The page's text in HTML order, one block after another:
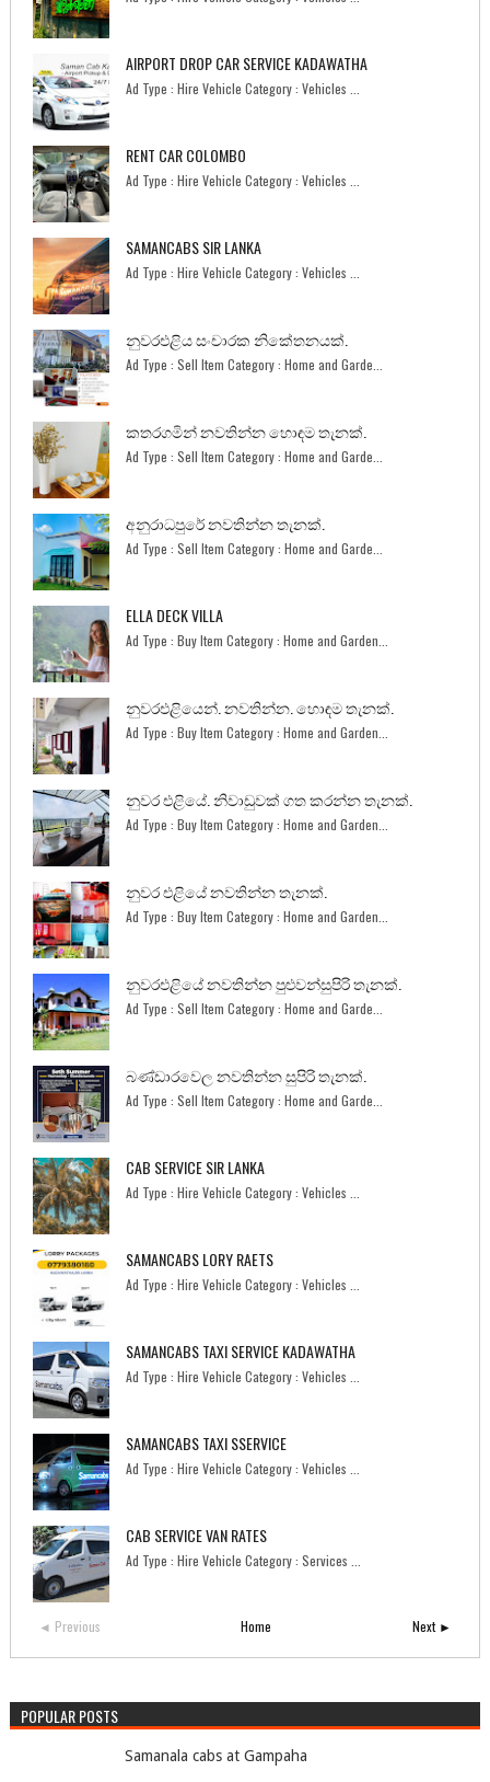
AIRPORT DROP CAR SERVICE KADAWATHA
Ad Type : Hire Vehicle Category : Vehicles ...
RENT CAR COLOMBO
Ad Type : Hire Vehicle Category : Vehicles ...
SAMANCABS SIR LANKA
Ad Type : Hire Vehicle Category : Vehicles ...
නුවරඑළිය සංචාරක නිකේතනයක්.
Ad Type : Sell Item Category : Home and Garde...
කතරගමින් නවතින්න හොඳම තැනක්.
Ad Type : Sell Item Category : Home and Garde...
අනුරාධපුරේ නවතින්න තැනක්.
Ad Type : Sell Item Category : Home and Garde...
ELLA DECK VILLA
Ad Type : Buy Item Category : Home and Garden...
නුවරඑළියෙන්. නවතින්න. හොඳම තැනක්.
Ad Type : Buy Item Category : Home and Garden...
නුවර එළියේ. නිවාඩුවක් ගත කරන්න තැනක්.
Ad Type : Buy Item Category : Home and Garden...
නුවර එළියේ නවතින්න තැනක්.
Ad Type : Buy Item Category : Home and Garden...
නුවරඑළියේ නවතින්න පුළුවන්සුපිරි තැනක්.
Ad Type : Sell Item Category : Home and Garde...
බණ්ඩාරවෙල නවතින්න සුපිරි තැනක්.
Ad Type : Sell Item Category : Home and Garde...
CAB SERVICE SIR LANKA
Ad Type : Hire Vehicle Category : Vehicles ...
SAMANCABS LORY RAETS
Ad Type : Hire Vehicle Category : Vehicles ...
SAMANCABS TAXI SERVICE KADAWATHA
Ad Type : Hire Vehicle Category : Vehicles ...
SAMANCABS TAXI SSERVICE
Ad Type : Hire Vehicle Category : Vehicles ...
CAB SERVICE VAN RATES
Ad Type : Hire Vehicle Category : Services ...
◄ Previous Next ►
Home
POPULAR POSTS
Samanala cabs at Gampaha